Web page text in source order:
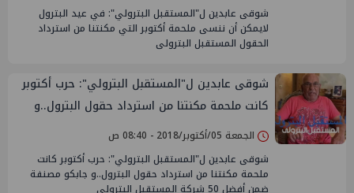
شوقى عابدين ل"المستقبل البترولي": في عيد البترول
لايمكن أن ننسى ملحمة أكتوبر التي مكنتنا من استرداد
الحقول المستقبل البترولى
شوقى عابدين ل"المستقبل البترولي": حرب أكتوبر
كانت ملحمة مكنتنا من استرداد حقول البترول..و
جابكو مصنفة ضمن أفضل 50 شركة
الجمعة 05/أكتوبر/2018 - 08:40 ص
شوقى عابدين ل"المستقبل البترولي": حرب أكتوبر كانت
ملحمة مكنتنا من استرداد حقول البترول..و جابكو مصنفة
ضمن أفضل 50 شركة المستقبل البترولى